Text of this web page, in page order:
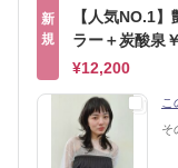
新
規
【人気NO.1
ラー＋炭酸泉
¥12,200
こ
そ